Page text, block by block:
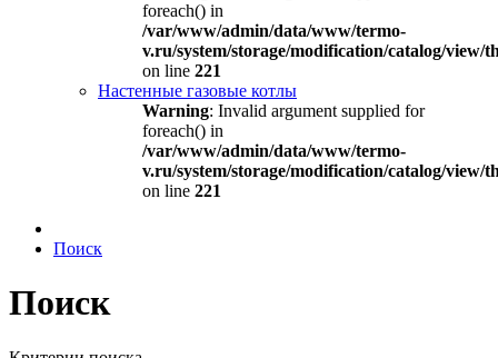
foreach() in
/var/www/admin/data/www/termo-
v.ru/system/storage/modification/catalog/view/
on line 221
Настенные газовые котлы
Warning: Invalid argument supplied for
foreach() in
/var/www/admin/data/www/termo-
v.ru/system/storage/modification/catalog/view/
on line 221
Поиск
Поиск